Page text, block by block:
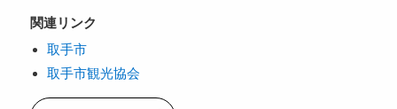
関連リンク
取手市
取手市観光協会